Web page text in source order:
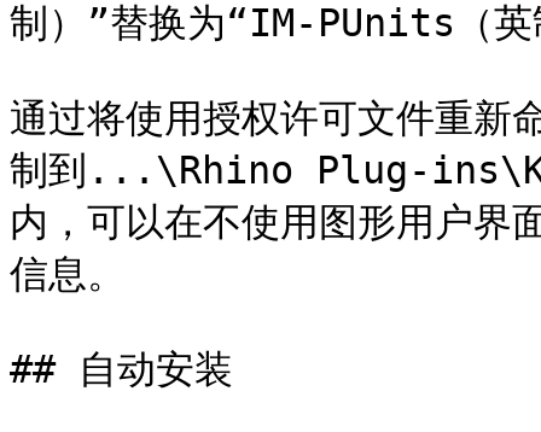
制）”替换为“IM-PUnits（英
通过将使用授权许可文件重
制到...\Rhino Plug-
内，可以在不使用图形用户界
信息。
## 自动安装